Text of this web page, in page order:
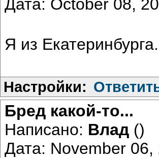
Дата: October 08,
Я из
Настройки:
Бред какой-то...
Написано: Влад ()
Дата: November